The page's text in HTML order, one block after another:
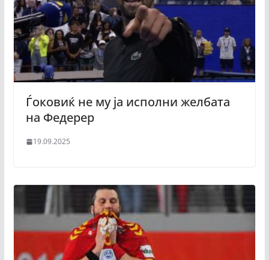
Ѓоковиќ не му ја исполни желбата
на Федерер
19.09.2025